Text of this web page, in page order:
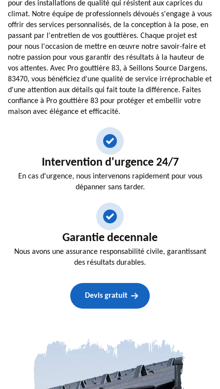
pour des installations de qualité qui résistent aux caprices du
climat. Notre équipe de professionnels dévoués s'engage à vous
offrir des services personnalisés, de la conception à la pose, en
passant par l'entretien de vos gouttières. Chaque projet est
pour nous l'occasion de mettre en œuvre notre savoir-faire et
notre passion pour vous garantir des résultats à la hauteur de
vos attentes. Avec Pro gouttière 83, à Seillons Source Dargens,
83470, vous bénéficiez d'une qualité de service irréprochable et
d'une attention aux détails qui fait toute la différence. Faites
confiance à Pro gouttière 83 pour protéger et embellir votre
maison avec élégance et efficacité.
Intervention d'urgence 24/7
En cas d'urgence, nous intervenons rapidement pour vous
dépanner sans tarder.
Garantie decennale
Nous avons une assurance responsabilité civile, garantissant
des résultats durables.
Devis gratuit